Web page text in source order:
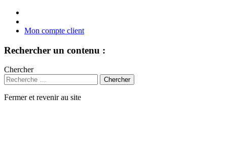
Mon compte client
Rechercher un contenu :
Chercher
Fermer et revenir au site